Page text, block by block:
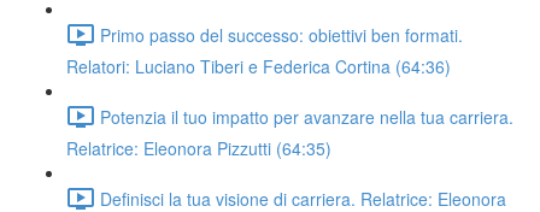
Primo passo del successo: obiettivi ben formati.
Relatori: Luciano Tiberi e Federica Cortina (64:36)
Potenzia il tuo impatto per avanzare nella tua carriera.
Relatrice: Eleonora Pizzutti (64:35)
Definisci la tua visione di carriera. Relatrice: Eleonora